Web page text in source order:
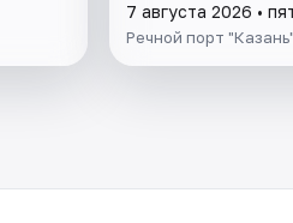
7 августа 2026 •
Речной порт "Казань"